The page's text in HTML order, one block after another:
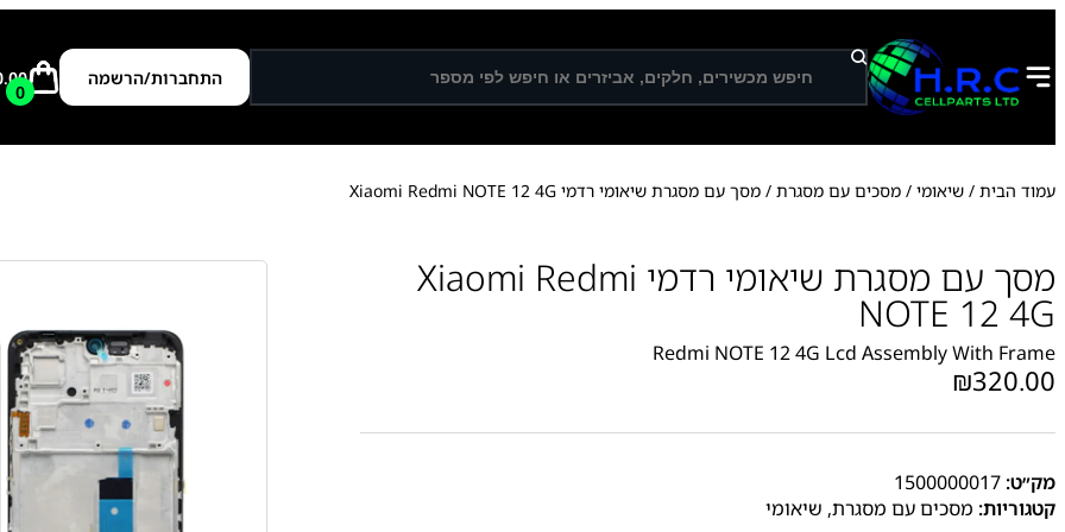
ח
י
פ
התחברות/הרשמה
0
עמוד הבית / שיאומי / מסכים עם מסגרת / מסך עם מסגרת שיאומי רדמי Xiaomi Redmi NOTE 12 4G
מסך עם מסגרת שיאומי רדמי Xiaomi Redmi
NOTE 12 4G
Redmi NOTE 12 4G Lcd Assembly With Frame
₪320.00
מק״ט: 1500000017
קטגוריות: מסכים עם מסגרת, שיאומי